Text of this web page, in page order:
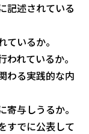
述されている
いるか。
れているか。
る実践的な内
与しうるか。
でに公表して